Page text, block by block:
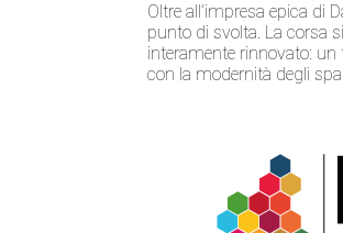
Oltre all’impresa epica di
punto di svolta. La corsa
interamente rinnovato: un
con la modernità degli